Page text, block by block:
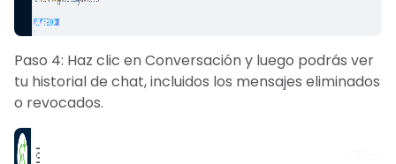
Paso 4: Haz clic en Conversación y luego podrás ver
tu historial de chat, incluidos los mensajes eliminados
o revocados.